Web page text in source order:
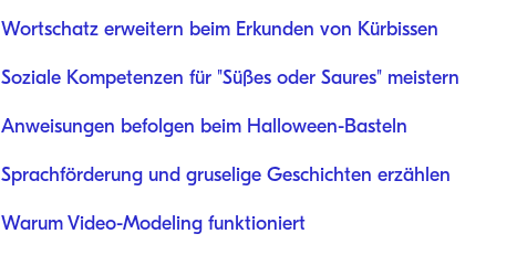
Wortschatz erweitern beim Erkunden von Kürbissen
Soziale Kompetenzen für "Süßes oder Saures" meistern
Anweisungen befolgen beim Halloween-Basteln
Sprachförderung und gruselige Geschichten erzählen
Warum Video-Modeling funktioniert